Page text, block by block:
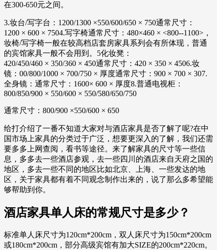
在300-650元之间。
3.妆台/写字台：1200/1300 ×550/600/650 × 750通常尺寸：
1200 × 600 × 7504.写字椅通常尺寸：480×460 × <800--1100>，
妆椅/写字椅一般在较高档店套房家具系列会有所体现，普通
的宾馆家具一般不会用到。5化妆凳：
420/450/460 × 350/360 × 450通常尺寸：420 × 350 × 4506.妆
镜：00/800/1000 × 700/750 × 厚度通常尺寸：900 × 700 × 307.
全身镜：通常尺寸：1600× 600 × 厚度8.普通电视柜：
800/850/900 × 550/600 × 550/580/650/750
通常尺寸：800/900 ×550/600 × 650
给打介绍了一番不知道大家对与酒店家具是否了解了呢?在中
国市场上家具的分类过于广泛，想要更深入的了解，我们还需
要多多上网查阅，看书等途径。来了解家具的尺寸等一些信
息，多多去一些酒店参观，去一些四川的酒店来自天府之国的
地区，多去一些不同的地区比如北京、上海、一些发达的地
区，关于家具都有着不同观念制作出来的，说了那么多希望能
够帮助到你。
酒店家具单人床的常规尺寸是多少？
标准单人床尺寸为120cm*200cm，双人床尺寸为150cm*200cm
或180cm*200cm，部分高级宾馆有加大SIZE的200cm*220cm。